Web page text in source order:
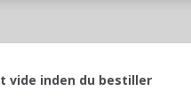
vide inden du bestiller